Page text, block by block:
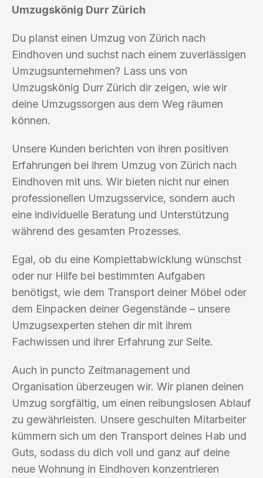
Umzugskönig Durr Zürich
Du planst einen Umzug von Zürich nach
Eindhoven und suchst nach einem zuverlässigen
Umzugsunternehmen? Lass uns von
Umzugskönig Durr Zürich dir zeigen, wie wir
deine Umzugssorgen aus dem Weg räumen
können.
Unsere Kunden berichten von ihren positiven
Erfahrungen bei ihrem Umzug von Zürich nach
Eindhoven mit uns. Wir bieten nicht nur einen
professionellen Umzugsservice, sondern auch
eine individuelle Beratung und Unterstützung
während des gesamten Prozesses.
Egal, ob du eine Komplettabwicklung wünschst
oder nur Hilfe bei bestimmten Aufgaben
benötigst, wie dem Transport deiner Möbel oder
dem Einpacken deiner Gegenstände – unsere
Umzugsexperten stehen dir mit ihrem
Fachwissen und ihrer Erfahrung zur Seite.
Auch in puncto Zeitmanagement und
Organisation überzeugen wir. Wir planen deinen
Umzug sorgfältig, um einen reibungslosen Ablauf
zu gewährleisten. Unsere geschulten Mitarbeiter
kümmern sich um den Transport deines Hab und
Guts, sodass du dich voll und ganz auf deine
neue Wohnung in Eindhoven konzentrieren